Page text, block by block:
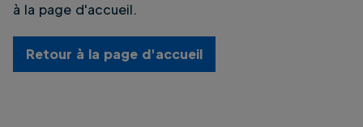
à la page d'accueil.
Retour à la page d'accueil